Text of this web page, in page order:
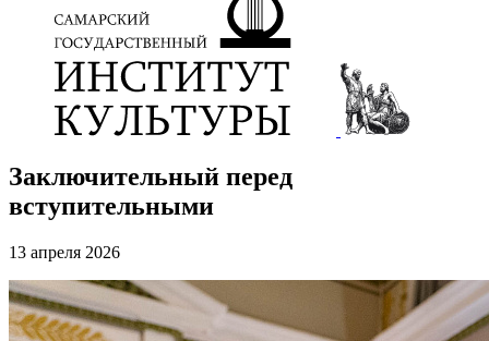
Заключительный перед
вступительными
13 апреля 2026